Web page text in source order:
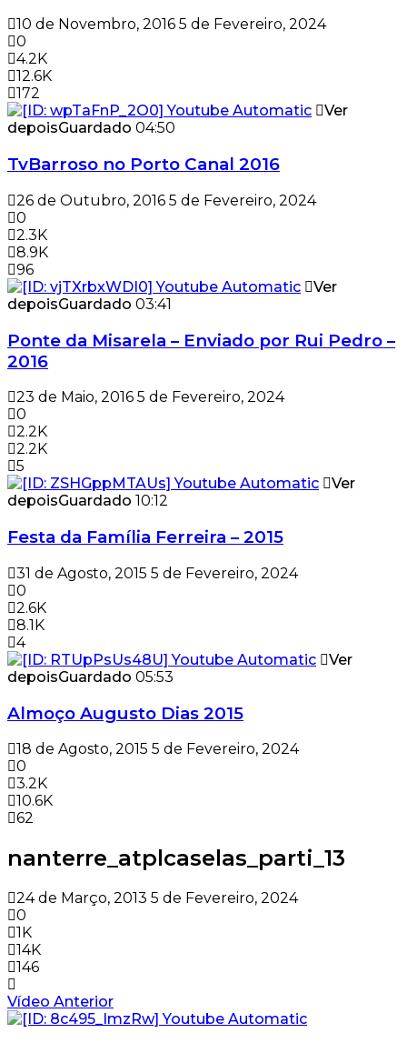
10 de Novembro, 2016 5 de Fevereiro, 2024
0
4.2K
12.6K
172
Ver
depoisGuardado 04:50
TvBarroso no Porto Canal 2016
26 de Outubro, 2016 5 de Fevereiro, 2024
0
2.3K
8.9K
96
Ver
depoisGuardado 03:41
Ponte da Misarela – Enviado por Rui Pedro –
2016
23 de Maio, 2016 5 de Fevereiro, 2024
0
2.2K
2.2K
5
Ver
depoisGuardado 10:12
Festa da Família Ferreira – 2015
31 de Agosto, 2015 5 de Fevereiro, 2024
0
2.6K
8.1K
4
Ver
depoisGuardado 05:53
Almoço Augusto Dias 2015
18 de Agosto, 2015 5 de Fevereiro, 2024
0
3.2K
10.6K
62
nanterre_atplcaselas_parti_13
24 de Março, 2013 5 de Fevereiro, 2024
0
1K
14K
146
Vídeo Anterior